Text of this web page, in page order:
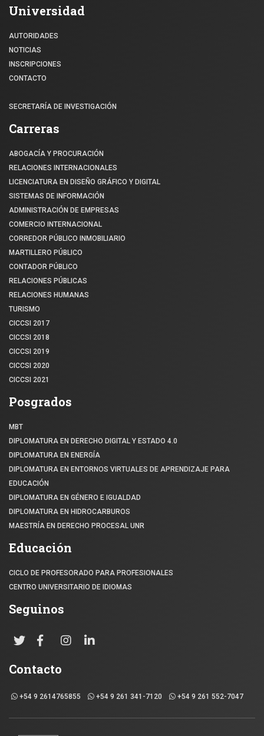
Universidad
AUTORIDADES
NOTICIAS
INSCRIPCIONES
CONTACTO
SECRETARÍA DE INVESTIGACIÓN
Carreras
ABOGACÍA Y PROCURACIÓN
RELACIONES INTERNACIONALES
LICENCIATURA EN DISEÑO GRÁFICO Y DIGITAL
SISTEMAS DE INFORMACIÓN
ADMINISTRACIÓN DE EMPRESAS
COMERCIO INTERNACIONAL
CORREDOR PÚBLICO INMOBILIARIO
MARTILLERO PÚBLICO
CONTADOR PÚBLICO
RELACIONES PÚBLICAS
RELACIONES HUMANAS
TURISMO
CICCSI 2017
CICCSI 2018
CICCSI 2019
CICCSI 2020
CICCSI 2021
Posgrados
MBT
DIPLOMATURA EN DERECHO DIGITAL Y ESTADO 4.0
DIPLOMATURA EN ENERGÍA
DIPLOMATURA EN ENTORNOS VIRTUALES DE APRENDIZAJE PARA
EDUCACIÓN
DIPLOMATURA EN GÉNERO E IGUALDAD
DIPLOMATURA EN HIDROCARBUROS
MAESTRÍA EN DERECHO PROCESAL UNR
Educación
CICLO DE PROFESORADO PARA PROFESIONALES
CENTRO UNIVERSITARIO DE IDIOMAS
Seguinos
Contacto
+54 9 2614765855 +54 9 261 341-7120 +54 9 261 552-7047